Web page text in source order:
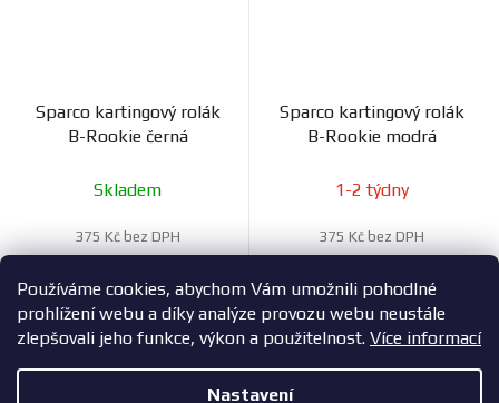
Používáme cookies, abychom Vám umožnili pohodlné
prohlížení webu a díky analýze provozu webu neustále
zlepšovali jeho funkce, výkon a použitelnost. Více informací
Nastavení
Sparco kartingový rolák
B-Rookie černá
Skladem
375 Kč bez DPH
454 Kč
Sparco kartingový rolák
B-Rookie modrá
1-2 týdny
375 Kč bez DPH
454 Kč
O
16položek celkem